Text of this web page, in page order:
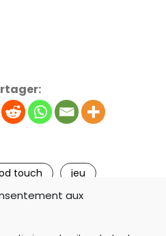
aux
touch
jeu
jeu ipod touch